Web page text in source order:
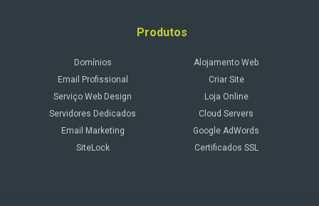
Produtos
Domínios
Alojamento Web
Email Profissional
Criar Site
Serviço Web Design
Loja Online
Servidores Dedicados
Cloud Servers
Email Marketing
Google AdWords
SiteLock
Certificados SSL